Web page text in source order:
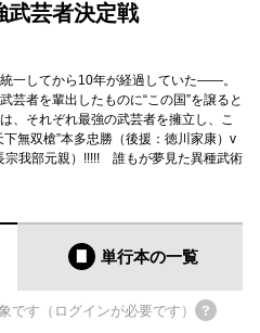
芸者決定戦
一してから10年が経過していた――。
芸者を輩出したものに“この国”を譲ると
、それぞれ最強の武芸者を擁立し、こ
無双槍”本多忠勝（後援：徳川家康）v
宗我部元親）!!!!! 誰もが夢見た異種武術
単行本の一覧
です（ログインが必要です）